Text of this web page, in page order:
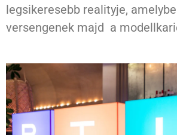
legsikeresebb realityje,
versengenek majd a